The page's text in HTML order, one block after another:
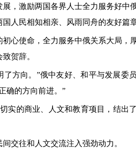
，激励两国各界人士全力服务好中
人民相知相亲、风雨同舟的友好篇章
心使命，全力服务中俄关系大局，
贺辞。
方向。”俄中友好、和平与发展委
确的方向前进。”
实的商业、人文和教育项目，结出
交往和人文交流注入强劲动力。